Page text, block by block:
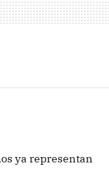
ya representan